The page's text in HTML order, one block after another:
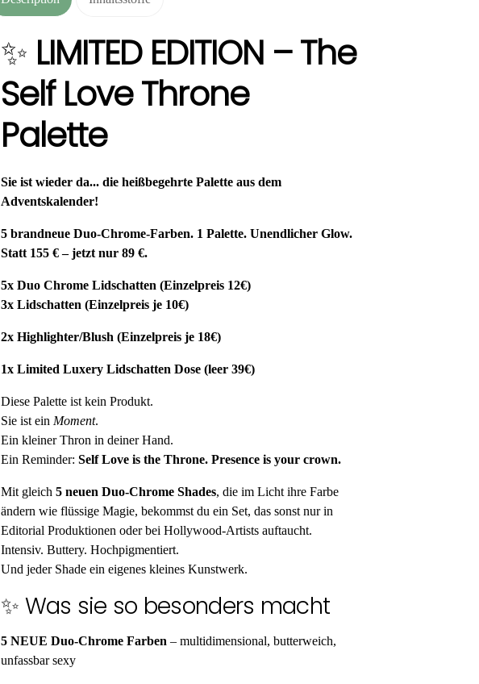
✨ LIMITED EDITION – The
Self Love Throne
Palette
Sie ist wieder da... die heißbegehrte Palette aus dem
Adventskalender!
5 brandneue Duo-Chrome-Farben. 1 Palette. Unendlicher Glow.
Statt 155 € – jetzt nur 89 €.
5x Duo Chrome Lidschatten (Einzelpreis 12€)
3x Lidschatten (Einzelpreis je 10€)
2x Highlighter/Blush (Einzelpreis je 18€)
1x Limited Luxery Lidschatten Dose (leer 39€)
Diese Palette ist kein Produkt.
Sie ist ein Moment.
Ein kleiner Thron in deiner Hand.
Ein Reminder: Self Love is the Throne. Presence is your crown.
Mit gleich 5 neuen Duo-Chrome Shades, die im Licht ihre Farbe
ändern wie flüssige Magie, bekommst du ein Set, das sonst nur in
Editorial Produktionen oder bei Hollywood-Artists auftaucht.
Intensiv. Buttery. Hochpigmentiert.
Und jeder Shade ein eigenes kleines Kunstwerk.
✨ Was sie so besonders macht
5 NEUE Duo-Chrome Farben – multidimensional, butterweich,
unfassbar sexy